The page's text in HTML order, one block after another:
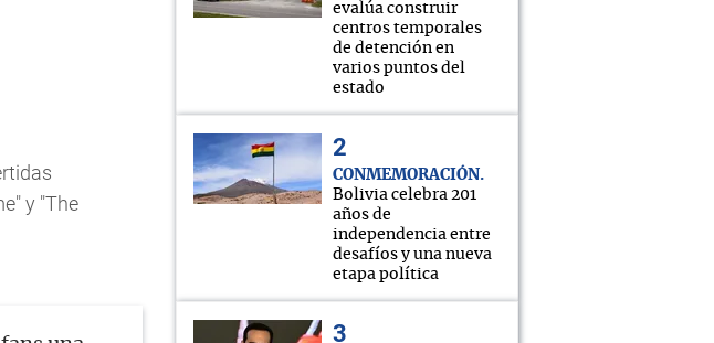
y "The
evalúa construir
centros temporales
de detención en
varios puntos del
estado
CONMEMORACIÓN
Bolivia celebra 201
años de
independencia entre
desafíos y una nueva
etapa política